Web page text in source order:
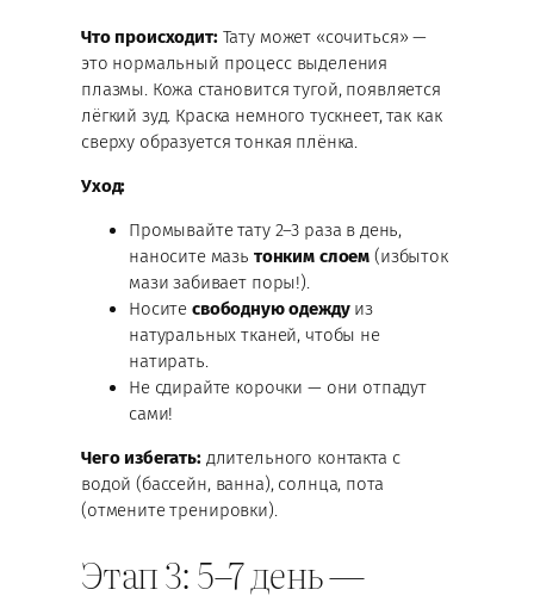
Что происходит:Тату может «сочиться» —
это нормальный процесс выделения
плазмы. Кожа становится тугой, появляется
лёгкий зуд. Краска немного тускнеет, так как
сверху образуется тонкая плёнка.
Уход:
Промывайте тату 2–3 раза в день,
наносите мазь тонким слоем (избыток
мази забивает поры!).
Носите свободную одеждуиз
натуральных тканей, чтобы не
натирать.
Не сдирайте корочки — они отпадут
сами!
Чего избегать:длительного контакта с
водой (бассейн, ванна), солнца, пота
(отмените тренировки).
Этап 3: 5–7 день —